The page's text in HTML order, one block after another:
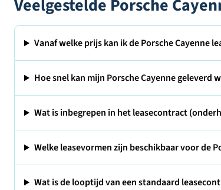
Veelgestelde Porsche
Vanaf welke prijs kan ik de Porsche Cayenne
Hoe snel kan mijn Porsche Cayenne geleverd
Wat is inbegrepen in het leasecontract
Welke leasevormen zijn beschikbaar voor de
Wat is de looptijd van een standaard